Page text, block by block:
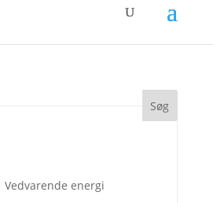
Vedvarende energi